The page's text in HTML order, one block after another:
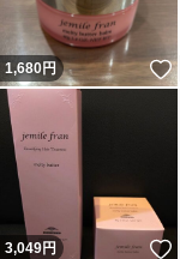
1,680円
3,049円